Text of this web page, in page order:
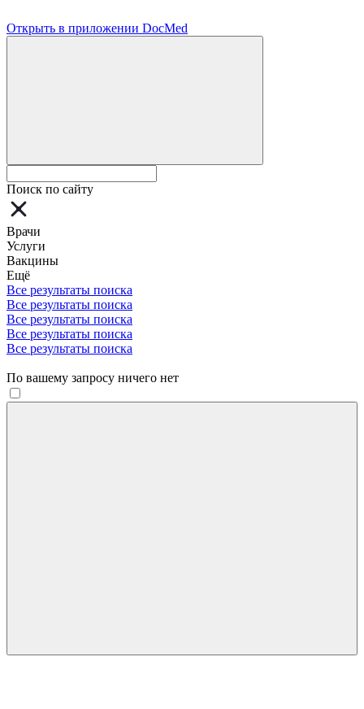
Открыть в приложении DocMed
Поиск по сайту
Врачи
Услуги
Вакцины
Ещё
Все результаты поиска
Все результаты поиска
Все результаты поиска
Все результаты поиска
Все результаты поиска
По вашему запросу ничего нет